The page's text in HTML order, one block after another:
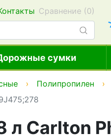
Сравнение (0)
сумки
Полипропилен
Carlton